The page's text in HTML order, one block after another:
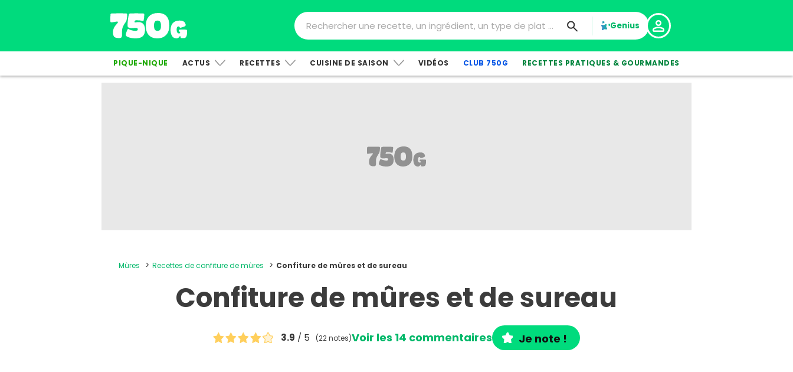
Genius
PIQUE-NIQUE ACTUS RECETTES CUISINE DE SAISON VIDÉOS CLUB 750G RECETTES PRATIQUES & GOURMANDES
Mûres Recettes de confiture de mûres Confiture de mûres et de sureau
Confiture de mûres et de sureau
3.9 / 5 (22 notes)Voir les 14 commentaires Je note !